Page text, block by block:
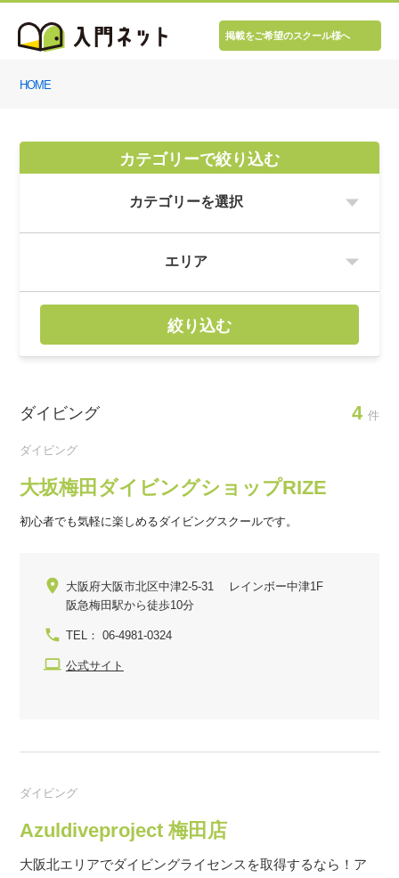
掲載をご希望のスクール様へ
HOME
カテゴリーで絞り込む
絞り込む
ダイビング 4 件
ダイビング
大坂梅田ダイビングショップRIZE
初心者でも気軽に楽しめるダイビングスクールです。
大阪府大阪市北区中津2-5-31 レインボー中津1F
阪急梅田駅から徒歩10分
TEL： 06-4981-0324
公式サイト
ダイビング
Azuldiveproject 梅田店
大阪北エリアでダイビングライセンスを取得するなら！ア